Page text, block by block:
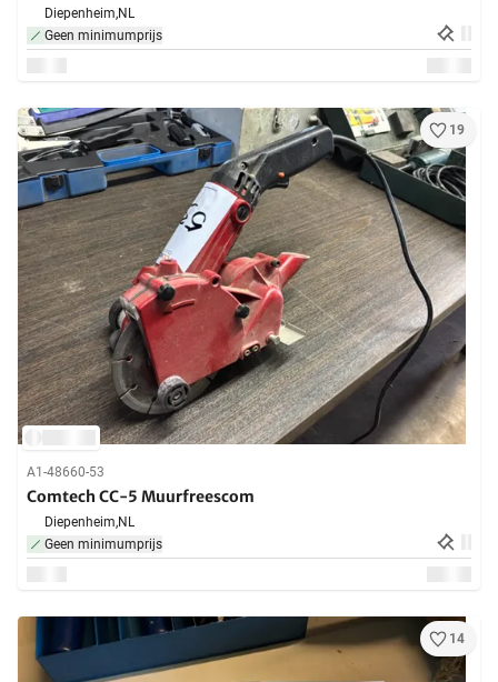
Diepenheim,NL
Geen minimumprijs
19
A1-48660-53
Comtech CC-5 Muurfreescom
Diepenheim,NL
Geen minimumprijs
14